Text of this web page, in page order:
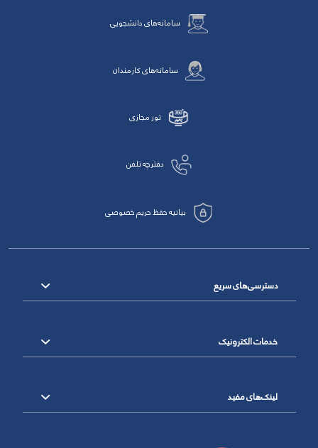
سامانه‌های دانشجویی
سامانه‌های کارمندان
تور مجازی
دفترچه تلفن
بیانیه حفظ حریم خصوصی
دسترسی‌های سریع
خدمات الکترونیک
لینک‌های مفید